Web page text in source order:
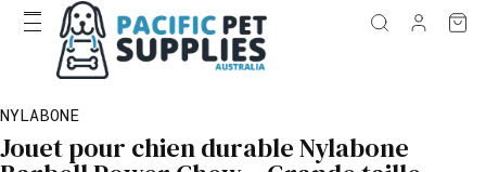
NYLABONE
Jouet pour chien durable Nylabone